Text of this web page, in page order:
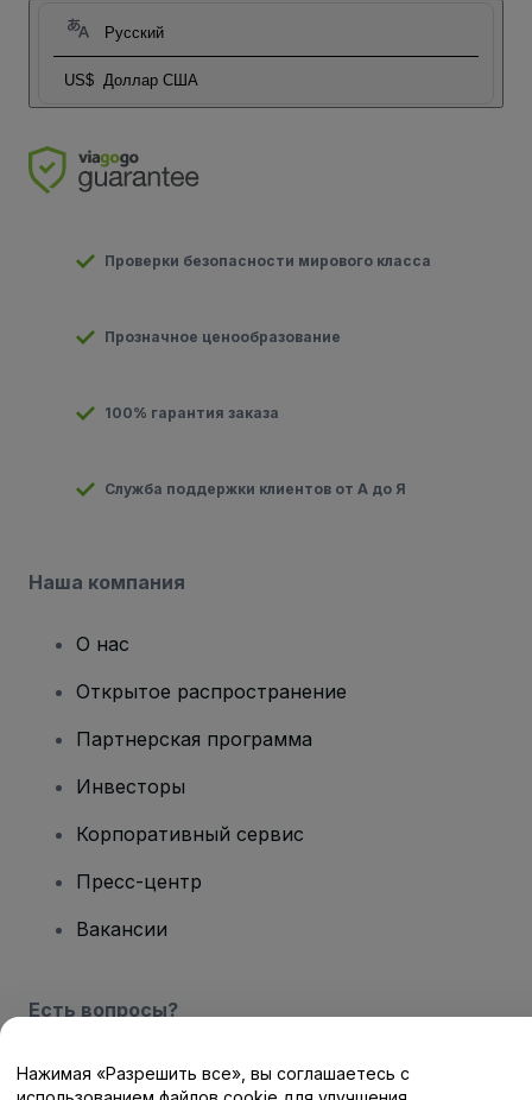
Русский
US$ Доллар США
Проверки безопасности мирового класса
Прозначное ценообразование
100% гарантия заказа
Служба поддержки клиентов от А до Я
Наша компания
О нас
Открытое распространение
Партнерская программа
Инвесторы
Корпоративный сервис
Пресс-центр
Вакансии
Есть вопросы?
Центр помощи / Свяжитесь с нами
Нажимая «Разрешить все», вы соглашаетесь с